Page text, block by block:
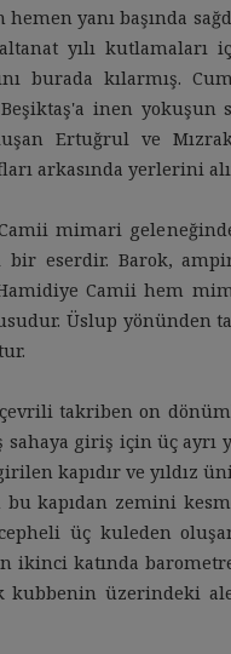
yanı başında
yılı kutlamaları
kılarmış.
inen yokuşun
Ertuğrul ve
arkasında yerlerini
mimari
bir eserdir. Barok,
Camii hem
Üslup yönünden
takriben on
giriş için üç ayrı
kapıdır ve yıldız
kapıdan zemini
üç kuleden
ikinci katında
kubbenin üzerindeki